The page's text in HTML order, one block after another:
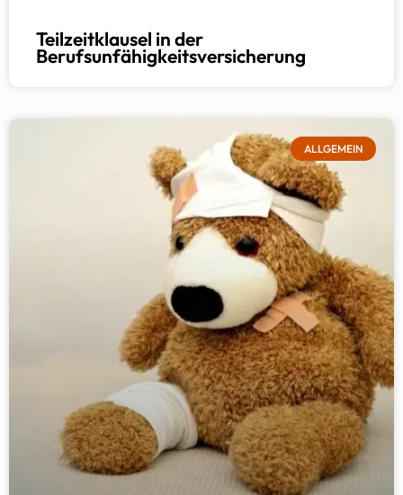
Teilzeitklausel in der
Berufsunfähigkeitsversicherung
ALLGEMEIN